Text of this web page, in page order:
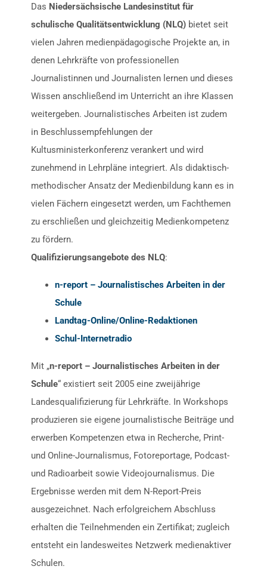
Das Niedersächsische Landesinstitut für
schulische Qualitätsentwicklung (NLQ) bietet seit
vielen Jahren medienpädagogische Projekte an, in
denen Lehrkräfte von professionellen
Journalistinnen und Journalisten lernen und dieses
Wissen anschließend im Unterricht an ihre Klassen
weitergeben. Journalistisches Arbeiten ist zudem
in Beschlussempfehlungen der
Kultusministerkonferenz verankert und wird
zunehmend in Lehrpläne integriert. Als didaktisch-
methodischer Ansatz der Medienbildung kann es in
vielen Fächern eingesetzt werden, um Fachthemen
zu erschließen und gleichzeitig Medienkompetenz
zu fördern.
Qualifizierungsangebote des NLQ:
n-report – Journalistisches Arbeiten in der
Schule
Landtag-Online/Online-Redaktionen
Schul-Internetradio
Mit „n-report – Journalistisches Arbeiten in der
Schule“ existiert seit 2005 eine zweijährige
Landesqualifizierung für Lehrkräfte. In Workshops
produzieren sie eigene journalistische Beiträge und
erwerben Kompetenzen etwa in Recherche, Print-
und Online-Journalismus, Fotoreportage, Podcast-
und Radioarbeit sowie Videojournalismus. Die
Ergebnisse werden mit dem N-Report-Preis
ausgezeichnet. Nach erfolgreichem Abschluss
erhalten die Teilnehmenden ein Zertifikat; zugleich
entsteht ein landesweites Netzwerk medienaktiver
Schulen.